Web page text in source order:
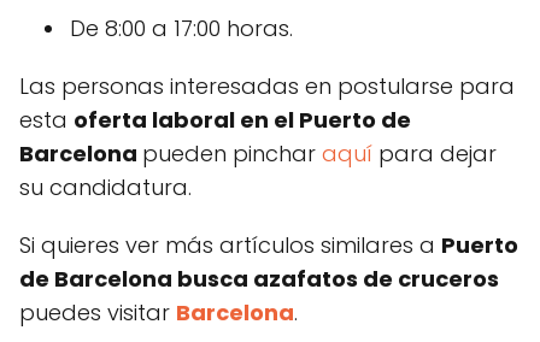
De 8:00 a 17:00 horas.
Las personas interesadas en postularse para
esta oferta laboral en el Puerto de
Barcelona pueden pinchar aquí para dejar
su candidatura.
Si quieres ver más artículos similares a Puerto
de Barcelona busca azafatos de cruceros
puedes visitar Barcelona.